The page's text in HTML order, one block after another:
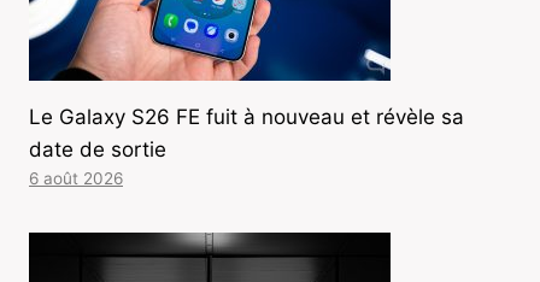
Le Galaxy S26 FE fuit à nouveau et révèle sa
date de sortie
6 août 2026